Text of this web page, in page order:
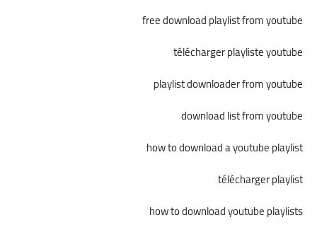
free download playlist from youtube
télécharger playliste youtube
playlist downloader from youtube
download list from youtube
how to download a youtube playlist
télécharger playlist
how to download youtube playlists